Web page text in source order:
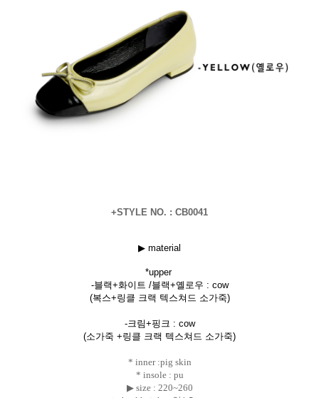
+STYLE NO. : CB0041
▶ material
*upper
-블랙+화이트 /블랙+옐로우 : cow
(복스+링클 크랙 텍스쳐드 소가죽)
-크림+핑크 : cow
(소가죽 +링클 크랙 텍스쳐드 소가죽)
* inner :pig skin
* insole : pu
▶ size : 220~260